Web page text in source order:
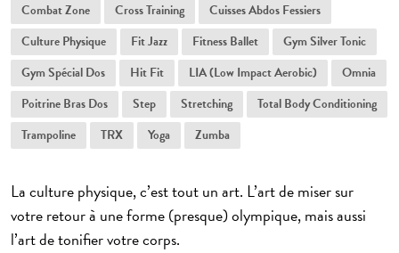
Combat Zone
Cross Training
Cuisses Abdos Fessiers
Culture Physique
Fit Jazz Fitness Ballet
Gym Silver Tonic
Gym Spécial Dos
Hit Fit LIA (Low Impact Aerobic)
Omnia
Poitrine Bras Dos
Step Stretching
Total Body Conditioning
Trampoline
TRX Yoga Zumba
La culture physique, c’est tout un art. L’art de miser sur
votre retour à une forme (presque) olympique, mais aussi
l’art de tonifier votre corps.